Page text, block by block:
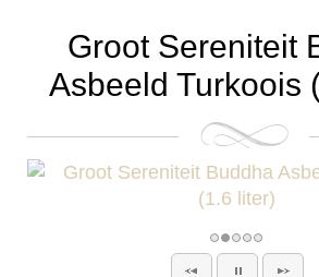
Groot Sereniteit
Asbeeld Turkoois